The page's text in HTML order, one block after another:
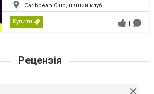
Caribbean Club, нічний клуб
Купити 1
Рецензія